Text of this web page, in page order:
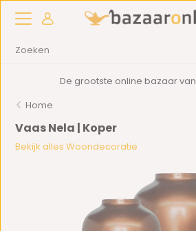
De grootste online bazaar
Home
Vaas Nela | Koper
Bekijk alles Woondecoratie